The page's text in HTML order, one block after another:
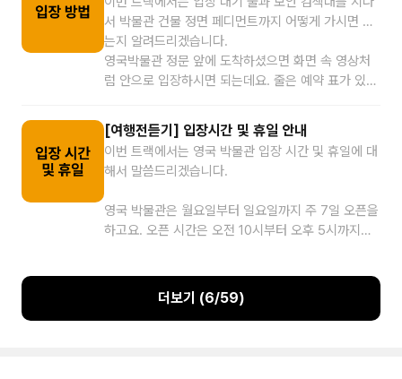
나가니 참고해 주세요.
서 박물관 건물 정면 페디먼트까지 어떻게 가시면 되
는지 알려드리겠습니다.
영국박물관 정문 앞에 도착하셨으면 화면 속 영상처
럼 안으로 입장하시면 되는데요. 줄은 예약 표가 있는
맞게 서주시면 되고요. 줄을 서서 쭉 따라가시면 안에
흰색 건물이 하나 있는데요. 거기가 짐 검사하는 곳입
니다. 주로 큰 가방은 꼼꼼히 검사하고 작은 가방은
간단히 보는 정도고요. 박물관 안에 들고 가면 안 되
입장이 안 되니까 그런 건 가지고 가시면 안 됩니다.
이렇게 짐 검사를 다 하고 나서 나오셔서 화면 속 영
요.
[여행전듣기] 입장시간 및 휴일 안내
이번 트랙에서는 영국 박물관 입장 시간 및 휴일에 대
해서 말씀드리겠습니다.
영국 박물관은 월요일부터 일요일까지 주 7일 오픈을
하고요. 오픈 시간은 오전 10시부터 오후 5시까지입
간은 금요일을 제외한 나머지 요일은 오후 4시가 마
지막 입장이고요. 금요일은 오후 7시 30분이 마지막
더보기 (6/59)